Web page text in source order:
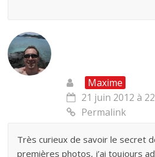
Maxime
21 juin 2012 à
Permalink
Très curieux de savoir le secret
premières photos, j’ai toujours